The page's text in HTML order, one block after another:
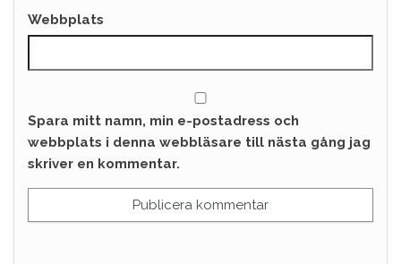
Webbplats
Spara mitt namn, min e-postadress och
webbplats i denna webbläsare till nästa gång jag
skriver en kommentar.